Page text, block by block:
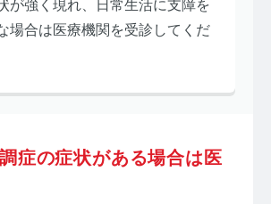
が強く現れ、日常生活に支障を
場合は医療機関を受診してくだ
症の症状がある場合は医